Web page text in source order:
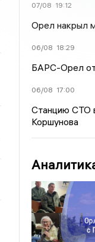
07/08 19:12
Орел накрыл
06/08 18:29
БАРС-Орел
06/08 17:00
Станцию СТО
Коршунова